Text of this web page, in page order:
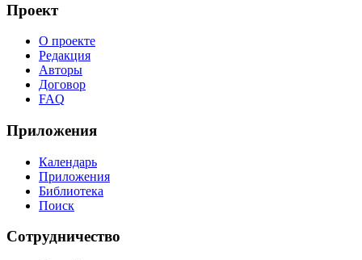
Проект
О проекте
Редакция
Авторы
Договор
FAQ
Приложения
Календарь
Приложения
Библиотека
Поиск
Сотрудничество